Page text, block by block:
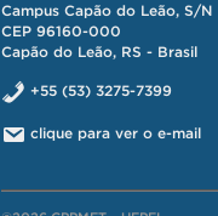
Campus Capão do Leão, S/N
CEP 96160-000
Capão do Leão, RS - Brasil
+55 (53) 3275-7399
clique para ver o e-mail